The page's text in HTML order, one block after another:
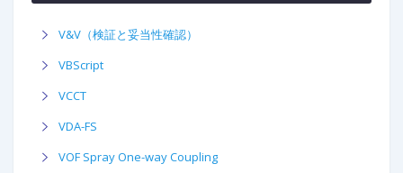
V&V（検証と妥当性確認）
VBScript
VCCT
VDA-FS
VOF Spray One-way Coupling